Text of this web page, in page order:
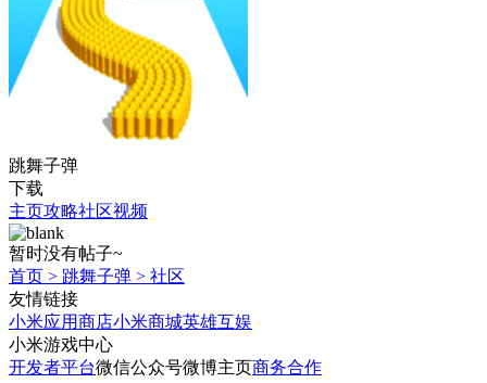
跳舞子弹
下载
主页攻略社区视频
暂时没有帖子~
首页 > 跳舞子弹 > 社区
友情链接
小米应用商店小米商城英雄互娱
小米游戏中心
开发者平台微信公众号微博主页商务合作